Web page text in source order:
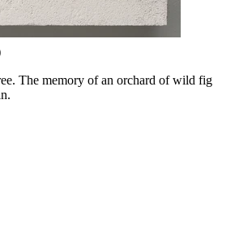
The memory of an orchard of wild fig